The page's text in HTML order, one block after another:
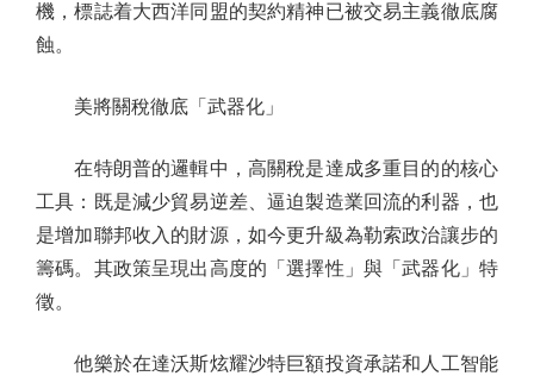
機，標誌着大西洋同盟的契約精神已被交易主義徹底腐
蝕。
美將關稅徹底「武器化」
在特朗普的邏輯中，高關稅是達成多重目的的核心
工具：既是減少貿易逆差、逼迫製造業回流的利器，也
是增加聯邦收入的財源，如今更升級為勒索政治讓步的
籌碼。其政策呈現出高度的「選擇性」與「武器化」特
徵。
他樂於在達沃斯炫耀沙特巨額投資承諾和人工智能